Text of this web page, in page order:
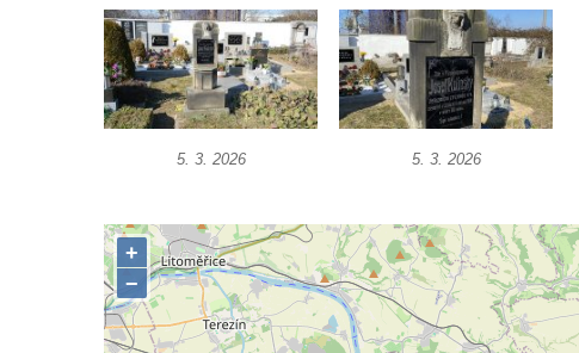
Velešíně
Hrob Jana Kleina na hřbitově ve Velešíně
Hrob Bartoloměje Vavreyna na hřbitově ve
Hrob Jana Křtitele Mikyšky na hřbitově ve
Velešíně
Hrob rodiny Bürgerovy na hřbitově ve
Velešíně
5. 3. 2026 5. 3. 2026